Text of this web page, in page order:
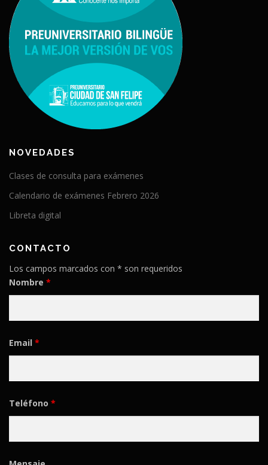
NOVEDADES
Clases de consulta para exámenes
Calendario de exámenes Febrero 2026
Libreta digital
CONTACTO
Los campos marcados con * son requeridos
Nombre *
Email *
Teléfono *